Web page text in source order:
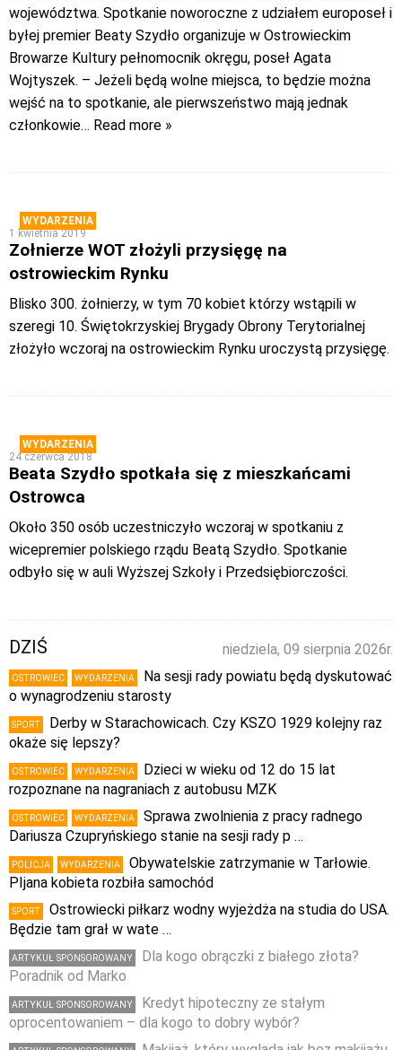
województwa. Spotkanie noworoczne z udziałem europoseł i
byłej premier Beaty Szydło organizuje w Ostrowieckim
Browarze Kultury pełnomocnik okręgu, poseł Agata
Wojtyszek. – Jeżeli będą wolne miejsca, to będzie można
wejść na to spotkanie, ale pierwszeństwo mają jednak
członkowie… Read more »
WYDARZENIA
1 kwietnia 2019
Zołnierze WOT złożyli przysięgę na
ostrowieckim Rynku
Blisko 300. żołnierzy, w tym 70 kobiet którzy wstąpili w
szeregi 10. Świętokrzyskiej Brygady Obrony Terytorialnej
złożyło wczoraj na ostrowieckim Rynku uroczystą przysięgę.
WYDARZENIA
24 czerwca 2018
Beata Szydło spotkała się z mieszkańcami
Ostrowca
Około 350 osób uczestniczyło wczoraj w spotkaniu z
wicepremier polskiego rządu Beatą Szydło. Spotkanie
odbyło się w auli Wyższej Szkoły i Przedsiębiorczości.
niedziela, 09 sierpnia 2026r.
DZIŚ
OSTROWIEC WYDARZENIA
Na sesji rady powiatu będą dyskutować
o wynagrodzeniu starosty
SPORT
Derby w Starachowicach. Czy KSZO 1929 kolejny raz
okaże się lepszy?
OSTROWIEC WYDARZENIA
Dzieci w wieku od 12 do 15 lat
rozpoznane na nagraniach z autobusu MZK
OSTROWIEC WYDARZENIA
Sprawa zwolnienia z pracy radnego
Dariusza Czupryńskiego stanie na sesji rady p …
POLICJA WYDARZENIA
Obywatelskie zatrzymanie w Tarłowie.
PIjana kobieta rozbiła samochód
SPORT
Ostrowiecki piłkarz wodny wyjeżdża na studia do USA.
Będzie tam grał w wate …
ARTYKUŁ SPONSOROWANY
Dla kogo obrączki z białego złota?
Poradnik od Marko
ARTYKUŁ SPONSOROWANY
Kredyt hipoteczny ze stałym
oprocentowaniem – dla kogo to dobry wybór?